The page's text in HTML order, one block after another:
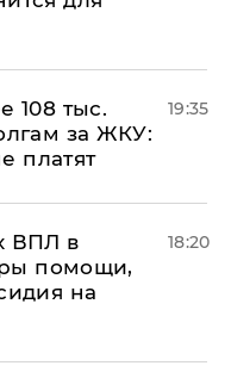
108 тыс.
за ЖКУ:
платят
19:35
ВПЛ в
помощи,
на
18:20